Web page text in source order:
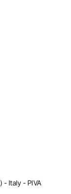
- Italy - PIVA